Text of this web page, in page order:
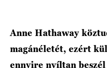
Anne Hathaway
magánéletét, ezért
ennyire nyíltan beszél